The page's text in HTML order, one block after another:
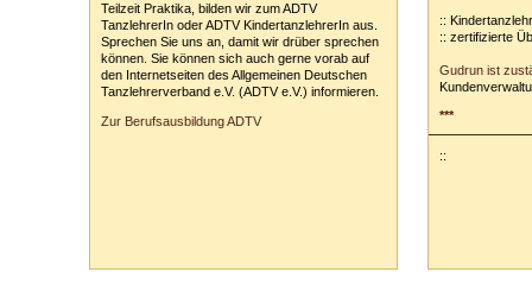
Teilzeit Praktika, bilden wir zum ADTV
TanzlehrerIn oder ADTV KindertanzlehrerIn aus.
Sprechen Sie uns an, damit wir drüber sprechen
können. Sie können sich auch gerne vorab auf
den Internetseiten des Allgemeinen Deutschen
Tanzlehrerverband e.V. (ADTV e.V.) informieren.
Zur Berufsausbildung ADTV
::
:: zertifizierte
Gudrun ist
***
::